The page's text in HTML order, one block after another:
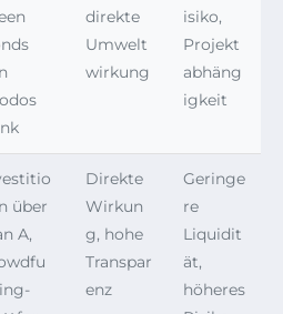
direkte
Umwelt
wirkung
isiko,
Projekt
abhäng
igkeit
über
A,
Direkte
Wirkun
g, hohe
Transpar
enz
Geringe
re
Liquidit
ät,
höheres